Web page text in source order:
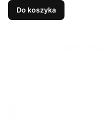
Do koszyka